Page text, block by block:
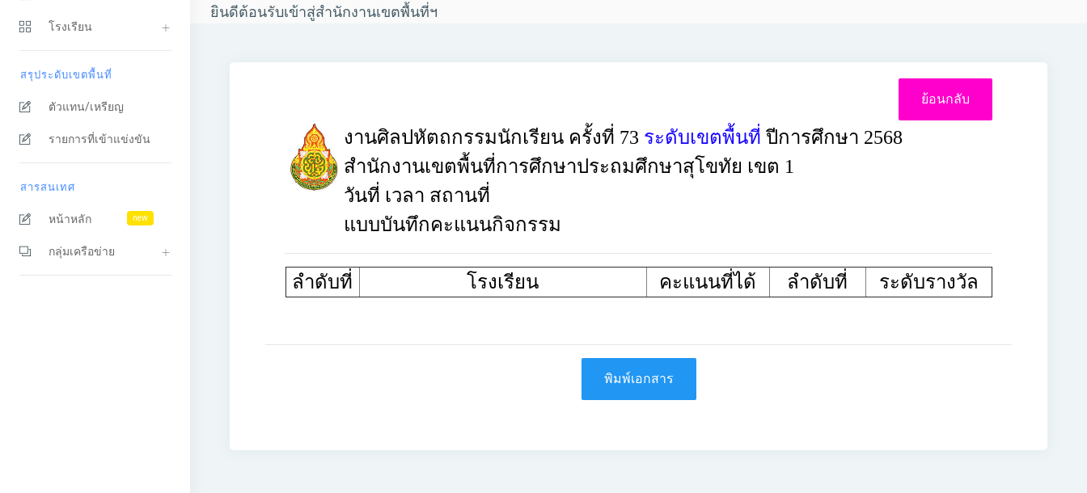
โรงเรียน
สรุประดับเขตพื้นที่
ตัวแทน/เหรียญ
รายการที่เข้าแข่งขัน
สารสนเทศ
หน้าหลัก new
กลุ่มเครือข่าย
ยินดีต้อนรับเข้าสู่สำนักงานเขตพื้นที่ฯ
งานศิลปหัตถกรรมนักเรียน ครั้งที่ 73 ระดับเขตพื้นที่ ปีการศึกษา 2568
สำนักงานเขตพื้นที่การศึกษาประถมศึกษาสุโขทัย เขต 1
วันที่ เวลา สถานที่
แบบบันทึกคะแนนกิจกรรม
ลำดับที่ โรงเรียน คะแนนที่ได้ ลำดับที่ ระดับรางวัล